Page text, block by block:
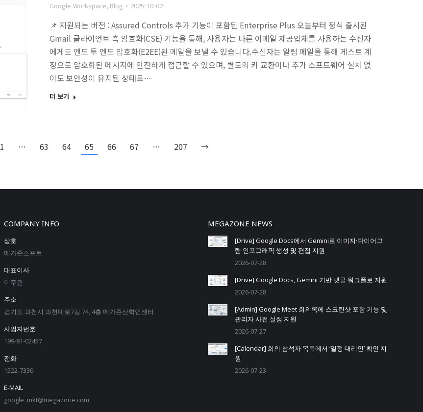
Google Workspace, Blog 2025-10-02
📌 지원되는 버전 : Assured Controls 추가 기능이 포함된 Enterprise Plus 오늘부터 정식 출시된
Gmail 클라이언트 측 암호화(CSE) 기능을 통해, 사용자는 다른 이메일 제공업체를 사용하는 수신자
에게도 엔드 투 엔드 암호화(E2EE)된 메일을 보낼 수 있습니다.수신자는 알림 메일을 통해 게스트 계
정으로 암호화된 메시지에 안전하게 접근할 수 있으며, 별도의 키 교환이나 추가 소프트웨어 설치 없
이도 보안성이 유지된 상태로…
더 보기
1 … 63 64 65 66 67 … 207 →
COMPANY INFO
상호
메가존소프트
대표이사
이주완
주소
경기도 과천시 과천대로7길 74, 4층 메가존산학연센터
사업자번호
199-81-02457
전화
1522-7330
E-MAIL
google_mkt@megazone.com
MEGAZONE NEWS
[Drive] Google Docs에서 Gemini로 이미지·다이어그
램·인포그래픽 생성 및 편집 지원
2026-07-28
[Drive] Google Docs, Gemini 기반 댓글 워크플로 지원
2026-07-28
[Admin] Google Meet 회의록에 스크린샷 포함 기능 및
관리자 사전 설정 지원
2026-07-27
[Calendar] 회의 참석자 목록에서 ‘일정 대리인’ 확인 지
원
2026-07-23